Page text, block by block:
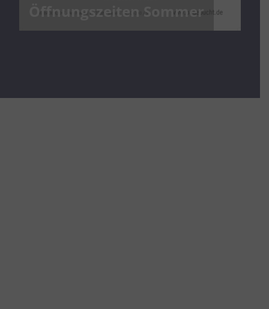
Öffnungszeiten Sommer